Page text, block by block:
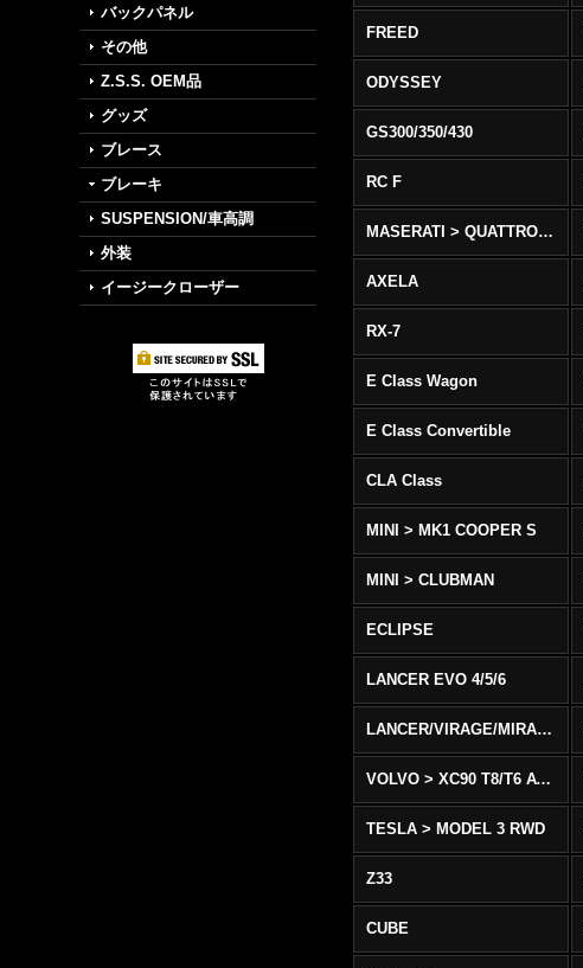
バックパネル
その他
Z.S.S. OEM品
グッズ
ブレース
ブレーキ
SUSPENSION/車高調
外装
イージークローザー
FREED
ODYSSEY
GS300/350/430
RC F
MASERATI > QUATTROPORTE
AXELA
RX-7
E Class Wagon
E Class Convertible
CLA Class
MINI > MK1 COOPER S
MINI > CLUBMAN
ECLIPSE
LANCER EVO 4/5/6
LANCER/VIRAGE/MIRAGE
VOLVO > XC90 T8/T6 AWD
TESLA > MODEL 3 RWD
Z33
CUBE